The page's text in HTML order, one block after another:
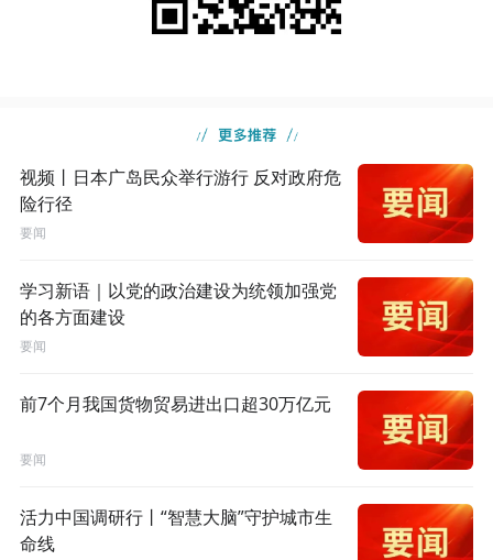
视频丨日本广岛民众举行游行 反对政府危
险行径
要闻
学习新语｜以党的政治建设为统领加强党
的各方面建设
要闻
前7个月我国货物贸易进出口超30万亿元
要闻
活力中国调研行丨“智慧大脑”守护城市生
命线